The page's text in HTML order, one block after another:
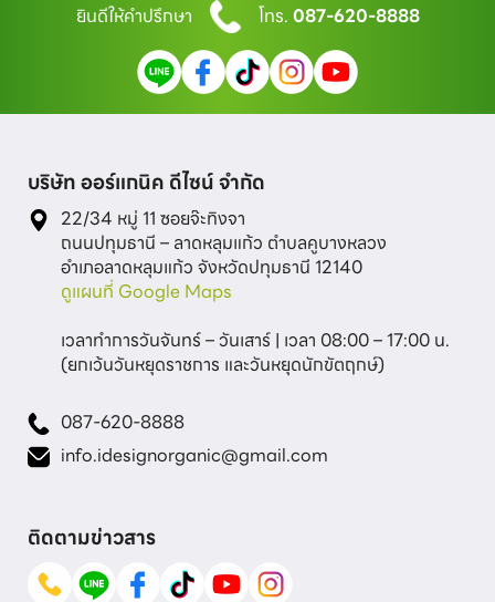
ยินดีให้คำปรึกษา โทร. 087-620-8888
บริษัท ออร์แกนิค ดีไซน์ จำกัด
22/34 หมู่ 11 ซอยจ๊ะทิงจา
ถนนปทุมธานี – ลาดหลุมแก้ว ตำบลคูบางหลวง
ดูแผนที่ Google Maps
เวลาทำการวันจันทร์ – วันเสาร์ | เวลา 08:00 – 17:00 น.
087-620-8888
info.idesignorganic@gmail.com
ติดตามข่าวสาร